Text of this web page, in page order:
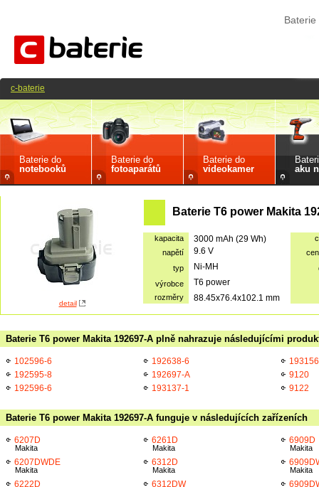
Baterie do
notebooků
Baterie do
fotoaparátů
Baterie do
videokamer
aku
detail
Baterie T6 power Makita
kapacita 3000 mAh (29 Wh)
napětí
9.6 V
typ
Ni-MH
výrobce
T6 power
rozměry 88.45x76.4x102.1 mm
Baterie T6 power Makita 192697-A plně nahrazuje následujícími
102596-6
192595-8
192596-6
192638-6
192697-A
193137-1
9120
9122
Baterie T6 power Makita 192697-A funguje v následujících zařízeních
6207D
Makita
6207DWDE
Makita
6222D
6261D
Makita
6312D
Makita
6312DW
6909D
Makita
Makita
c-baterie